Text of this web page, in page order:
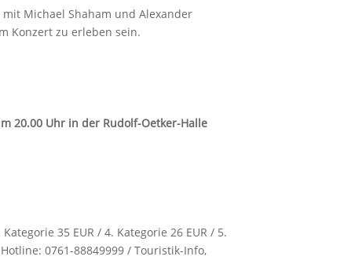
Michael Shaham und Alexander
Konzert zu erleben sein.
20.00 Uhr in der Rudolf-Oetker-Halle
35 EUR / 4. Kategorie 26 EUR / 5.
0761-88849999 / Touristik-Info,